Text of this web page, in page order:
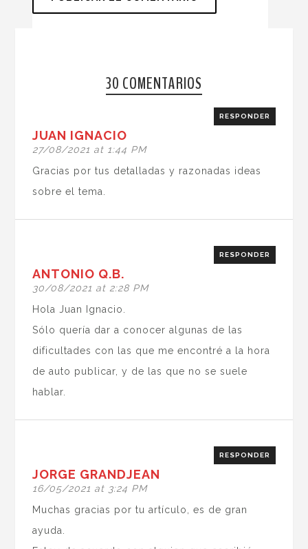
30 COMENTARIOS
JUAN IGNACIO
27/08/2021 at 1:44 PM
RESPONDER
Gracias por tus detalladas y razonadas ideas
sobre el tema.
ANTONIO Q.B.
30/08/2021 at 2:28 PM
RESPONDER
Hola Juan Ignacio.
Sólo quería dar a conocer algunas de las
dificultades con las que me encontré a la hora
de auto publicar, y de las que no se suele
hablar.
JORGE GRANDJEAN
16/05/2021 at 3:24 PM
RESPONDER
Muchas gracias por tu artículo, es de gran
ayuda.